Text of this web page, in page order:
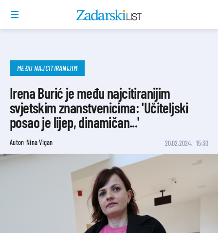
MEĐU NAJCITIRANIJIM
Irena Burić je među najcitiranijim
svjetskim znanstvenicima: 'Učiteljski
posao je lijep, dinamičan...'
Autor: Nina Vigan 20.02.2024. 15:30